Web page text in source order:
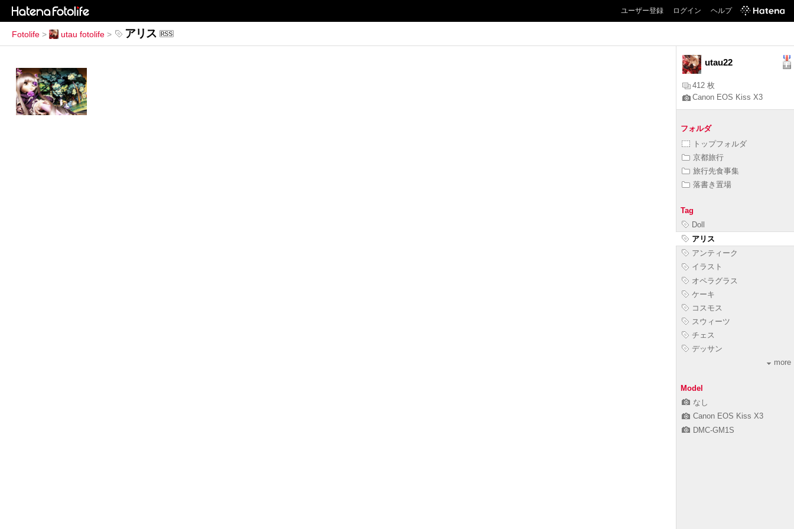
ユーザー登録 ログイン ヘルプ
Fotolife > utau fotolife > アリス
utau22
412 枚
Canon EOS Kiss X3
フォルダ
トップフォルダ
京都旅行
旅行先食事集
落書き置場
Tag
Doll
アリス
アンティーク
イラスト
オペラグラス
ケーキ
コスモス
スウィーツ
チェス
デッサン
more
Model
なし
Canon EOS Kiss X3
DMC-GM1S